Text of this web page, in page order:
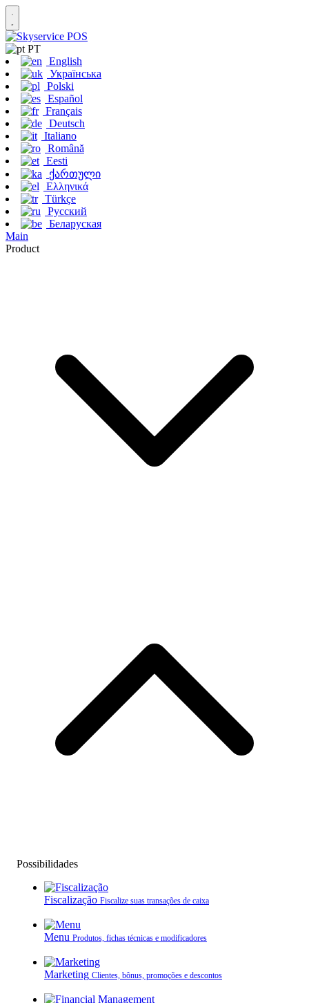
PT
English
Українська
Polski
Español
Français
Deutsch
Italiano
Română
Eesti
ქართული
Ελληνικά
Türkçe
Русский
Беларуская
Main
Product
Possibilidades
Fiscalização Fiscalize suas transações de caixa
Menu Produtos, fichas técnicas e modificadores
Marketing Clientes, bônus, promoções e descontos